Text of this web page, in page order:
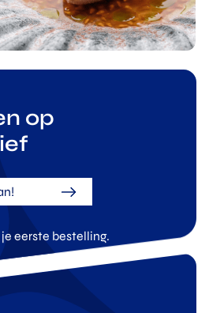
op
eerste bestelling.